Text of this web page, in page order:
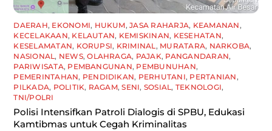
DAERAH, EKONOMI, HUKUM,JASA RAHARJA, KEAMANAN,
KECELAKAAN, KELAUTAN, KEMISKINAN, KESEHATAN,
KESELAMATAN, KORUPSI, KRIMINAL, MURATARA, NARKOBA,
NASIONAL, NEWS,OLAHRAGA, PAJAK, PANGANDARAN,
PARIWISATA, PEMBANGUNAN, PEMBUNUHAN,
PEMERINTAHAN, PENDIDIKAN, PERHUTANI, PERTANIAN,
PILKADA, POLITIK, RAGAM,SENI, SOSIAL, TEKNOLOGI,
TNI/POLRI
Polisi Intensifkan Patroli Dialogis di SPBU, Edukasi
Kamtibmas untuk Cegah Kriminalitas